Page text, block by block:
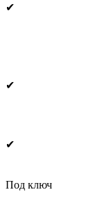
✔
✔
✔
Под ключ